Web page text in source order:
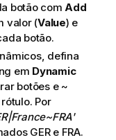
botão comAdd
valor (Value) e
botão.
defina
em Dynamic
botões e ~
Por
GERe FRA.